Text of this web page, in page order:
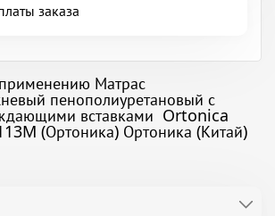
заказа
Матрас
пенополиуретановый с
вставками Ortonica
(Ортоника) Ортоника (Китай)